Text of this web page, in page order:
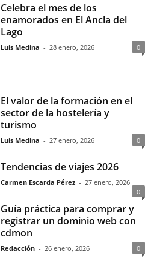
Celebra el mes de los
enamorados en El Ancla del
Lago
Luis Medina - 28 enero, 2026 0
El valor de la formación en el
sector de la hostelería y
turismo
Luis Medina - 27 enero, 2026 0
Tendencias de viajes 2026
Carmen Escarda Pérez - 27 enero, 2026
0
Guía práctica para comprar y
registrar un dominio web con
cdmon
Redacción - 26 enero, 2026 0